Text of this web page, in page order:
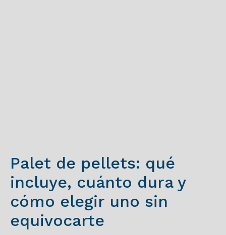
Palet de pellets: qué
incluye, cuánto dura y
cómo elegir uno sin
equivocarte